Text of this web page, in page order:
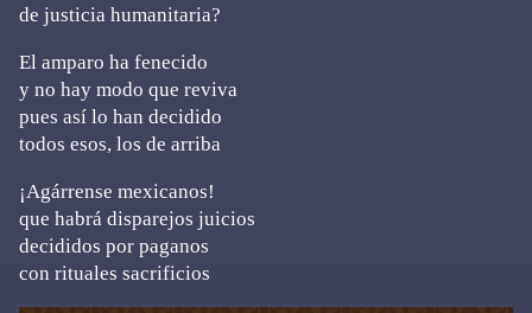
de justicia humanitaria?
El amparo ha fenecido
y no hay modo que reviva
pues así lo han decidido
todos esos, los de arriba
¡Agárrense mexicanos!
que habrá disparejos juicios
decididos por paganos
con rituales sacrificios